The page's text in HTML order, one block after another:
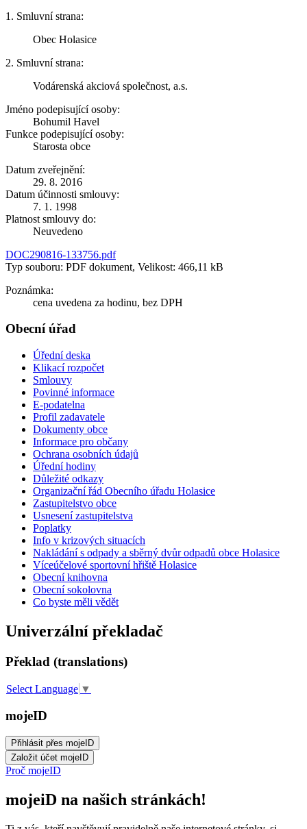
1. Smluvní strana:
Obec Holasice
2. Smluvní strana:
Vodárenská akciová společnost, a.s.
Jméno podepisující osoby:
Bohumil Havel
Funkce podepisující osoby:
Starosta obce
Datum zveřejnění:
29. 8. 2016
Datum účinnosti smlouvy:
7. 1. 1998
Platnost smlouvy do:
Neuvedeno
DOC290816-133756.pdf
Typ souboru: PDF dokument, Velikost: 466,11 kB
Poznámka:
cena uvedena za hodinu, bez DPH
Obecní úřad
Úřední deska
Klikací rozpočet
Smlouvy
Povinné informace
E-podatelna
Profil zadavatele
Dokumenty obce
Informace pro občany
Ochrana osobních údajů
Úřední hodiny
Důležité odkazy
Organizační řád Obecního úřadu Holasice
Zastupitelstvo obce
Usnesení zastupitelstva
Poplatky
Info v krizových situacích
Nakládání s odpady a sběrný dvůr odpadů obce Holasice
Víceúčelové sportovní hřiště Holasice
Obecní knihovna
Obecní sokolovna
Co byste měli vědět
Univerzální překladač
Překlad (translations)
Select Language ▼
mojeID
Proč mojeID
mojeiD na našich stránkách!